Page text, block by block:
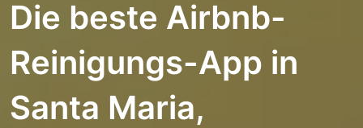
Die beste Airbnb-
Reinigungs-App in
Santa Maria,